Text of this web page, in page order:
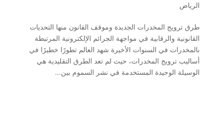
الرياض
طرق ترويج المخدرات الجديدة وموقف القانون منها التحديات
القانونية والرقابية في مواجهة الجرائم الإلكترونية المرتبطة
بالمخدرات في السنوات الأخيرة شهد العالم تطورًا خطيرًا في
أساليب ترويج المخدرات، حيث لم تعد الطرق التقليدية هي
الوسيلة الوحيدة المستخدمة في نشر السموم بين...